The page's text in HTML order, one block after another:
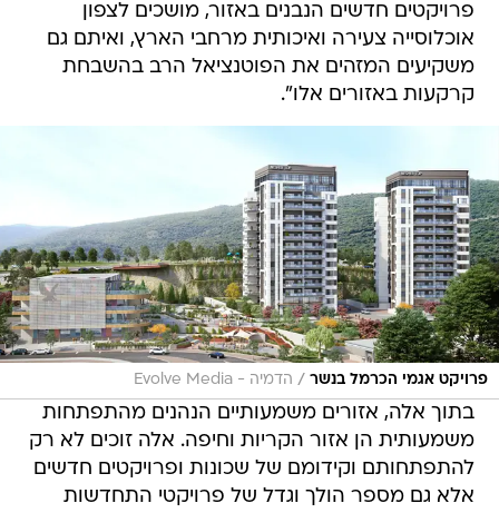
פרויקטים חדשים הנבנים באזור, מושכים לצפון
אוכלוסייה צעירה ואיכותית מרחבי הארץ, ואיתם גם
משקיעים המזהים את הפוטנציאל הרב בהשבחת
קרקעות באזורים אלו".
פרויקט אגמי הכרמל בנשר / הדמיה - Evolve Media
בתוך אלה, אזורים משמעותיים הנהנים מהתפתחות
משמעותית הן אזור הקריות וחיפה. אלה זוכים לא רק
להתפתחותם וקידומם של שכונות ופרויקטים חדשים
אלא גם מספר הולך וגדל של פרויקטי התחדשות